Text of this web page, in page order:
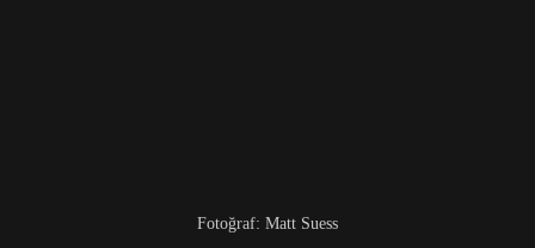
Fotoğraf: Matt Suess